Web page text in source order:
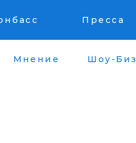
Пресса
Мнение Шоу-Биз